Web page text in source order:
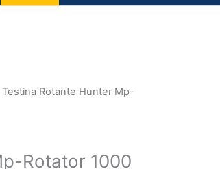
Testina Rotante Hunter Mp-
Rotator 1000